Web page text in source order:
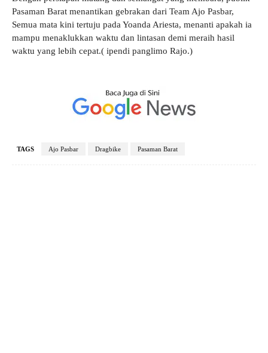
Pasaman Barat menantikan gebrakan dari Team Ajo Pasbar,
Semua mata kini tertuju pada Yoanda Ariesta, menanti apakah ia
mampu menaklukkan waktu dan lintasan demi meraih hasil
waktu yang lebih cepat.( ipendi panglimo Rajo.)
TAGS Ajo Pasbar Dragbike Pasaman Barat